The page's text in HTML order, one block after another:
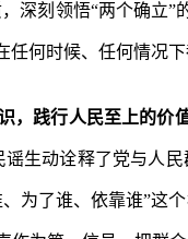
深刻领悟“两个确立
何时候、任何情况下
，践行人民至上的价
生动诠释了党与人
为了谁、依靠谁”这